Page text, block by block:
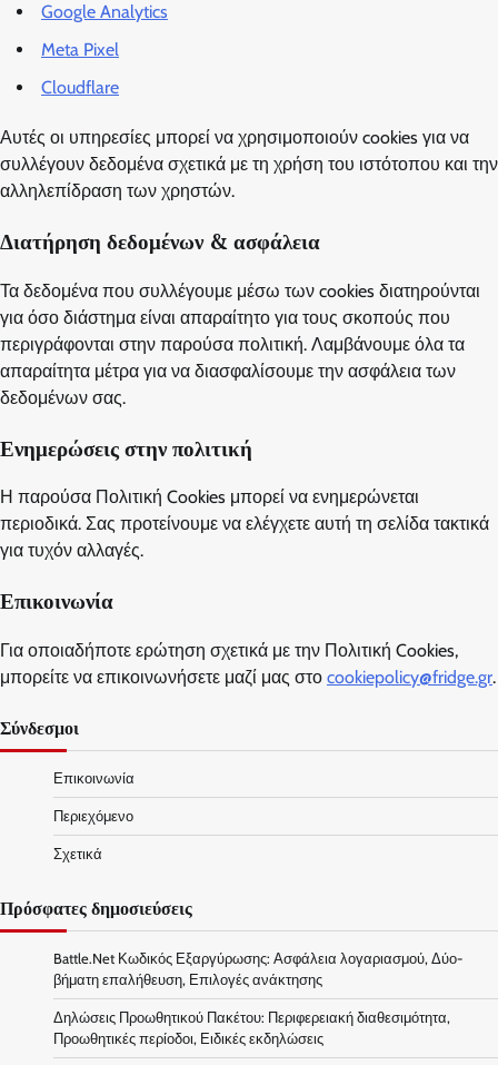
Google Analytics
Meta Pixel
Cloudflare
Αυτές οι υπηρεσίες μπορεί να χρησιμοποιούν cookies για να
συλλέγουν δεδομένα σχετικά με τη χρήση του ιστότοπου και την
αλληλεπίδραση των χρηστών.
Διατήρηση δεδομένων & ασφάλεια
Τα δεδομένα που συλλέγουμε μέσω των cookies διατηρούνται
για όσο διάστημα είναι απαραίτητο για τους σκοπούς που
περιγράφονται στην παρούσα πολιτική. Λαμβάνουμε όλα τα
απαραίτητα μέτρα για να διασφαλίσουμε την ασφάλεια των
δεδομένων σας.
Ενημερώσεις στην πολιτική
Η παρούσα Πολιτική Cookies μπορεί να ενημερώνεται
περιοδικά. Σας προτείνουμε να ελέγχετε αυτή τη σελίδα τακτικά
για τυχόν αλλαγές.
Επικοινωνία
Για οποιαδήποτε ερώτηση σχετικά με την Πολιτική Cookies,
μπορείτε να επικοινωνήσετε μαζί μας στο cookiepolicy@fridge.gr.
Σύνδεσμοι
Επικοινωνία
Περιεχόμενο
Σχετικά
Πρόσφατες δημοσιεύσεις
Battle.Net Κωδικός Εξαργύρωσης: Ασφάλεια λογαριασμού, Δύο-
βήματη επαλήθευση, Επιλογές ανάκτησης
Δηλώσεις Προωθητικού Πακέτου: Περιφερειακή διαθεσιμότητα,
Προωθητικές περίοδοι, Ειδικές εκδηλώσεις